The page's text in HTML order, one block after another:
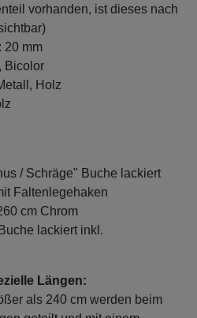
vorhanden, ist dieses nach
20 mm
Bicolor
Holz
/ Schräge" Buche lackiert
Faltenlegehaken
cm Chrom
lackiert inkl.
Längen:
als 240 cm werden beim